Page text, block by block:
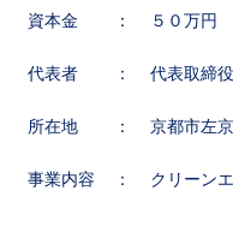
資本金 ： ５０万円
代表者 ： 代表取締
所在地 ： 京都市左
事業内容 ： クリーン